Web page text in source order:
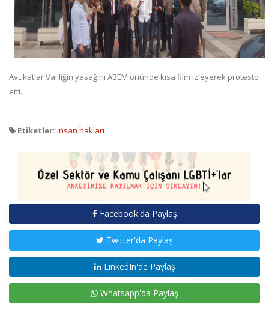
Avukatlar Valiliğin yasağını ABEM önünde kısa film izleyerek protesto
etti.
Etiketler: insan hakları
Facebook'da Paylaş
Twitter'da Paylaş
LinkedIn'de Paylaş
Whatsapp'da Paylaş